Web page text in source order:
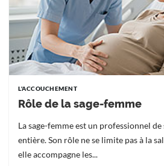
L'ACCOUCHEMENT
Rôle de la sage-femme
La sage-femme est un professionnel
entière. Son rôle ne se limite pas à la
elle accompagne les...